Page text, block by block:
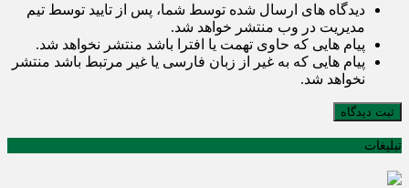
دیدگاه های ارسال شده توسط شما، پس از تایید توسط تیم
مدیریت در وب منتشر خواهد شد.
پیام هایی که حاوی تهمت یا افترا باشد منتشر نخواهد شد.
پیام هایی که به غیر از زبان فارسی یا غیر مرتبط باشد منتشر
نخواهد شد.
ثبت دیدگاه
تبلیغات